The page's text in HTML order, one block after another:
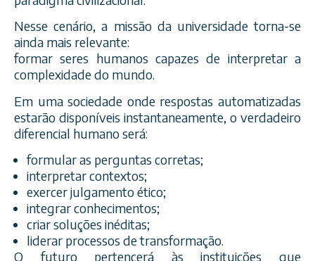
Nesse cenário, a missão da universidade torna-se
ainda mais relevante:
formar seres humanos capazes de interpretar a
complexidade do mundo.
Em uma sociedade onde respostas automatizadas
estarão disponíveis instantaneamente, o verdadeiro
diferencial humano será:
formular as perguntas corretas;
interpretar contextos;
exercer julgamento ético;
integrar conhecimentos;
criar soluções inéditas;
liderar processos de transformação.
O futuro pertencerá às instituições que